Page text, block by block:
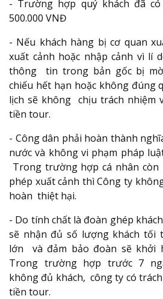
- Trường hợp quý khách đã
500.000 VNĐ
- Nếu khách hàng bị cơ quan
xuất cảnh hoặc nhập cảnh vì lí
thông tin trong bản gốc bị
chiếu hết hạn hoặc không đúng
lịch sẽ không chịu trách nhiệm
tiền tour.
- Công dân phải hoàn thành
nước và không vi phạm pháp
Trong trường hợp cá nhân
phép xuất cảnh thì Công ty
hoàn thiệt hại.
- Do tính chất là đoàn ghép
sẽ nhận đủ số lượng khách tối
lớn và đảm bảo đoàn sẽ khởi
Trong trường hợp trước 7
không đủ khách, công ty có
tiền tour.